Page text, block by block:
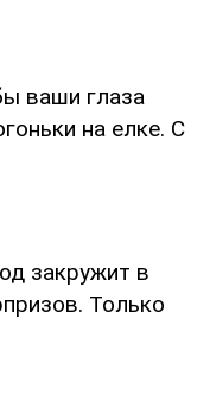
ваши глаза
на елке. С
закружит в
Только